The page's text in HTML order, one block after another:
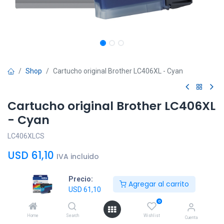
Precio:
USD 61,10
Agregar al carrito
Home Search
0
Wishlist Cuenta
Shop Cartucho original Brother LC406XL - Cyan
Cartucho original Brother LC406XL
- Cyan
LC406XLCS
USD 61,10 IVA incluido
Agregar al
Comprar